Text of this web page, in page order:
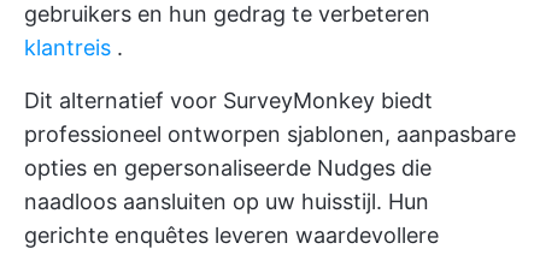
gebruikers en hun gedrag te verbeteren
klantreis .
Dit alternatief voor SurveyMonkey biedt
professioneel ontworpen sjablonen, aanpasbare
opties en gepersonaliseerde Nudges die
naadloos aansluiten op uw huisstijl. Hun
gerichte enquêtes leveren waardevollere